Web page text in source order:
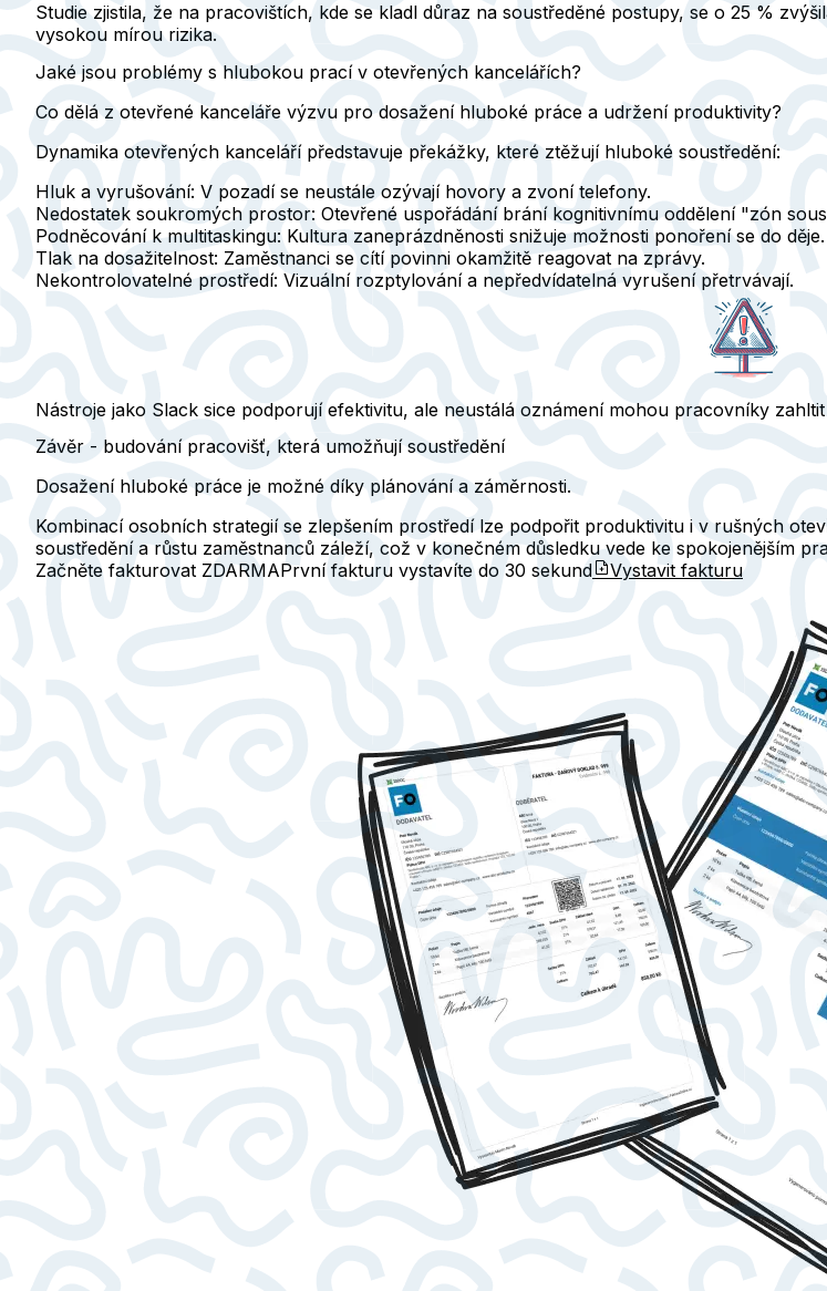
Studie zjistila, že na pracovištích, kde se kladl důraz na soustředěné postupy, se o 25 %
vysokou mírou rizika.
Jaké jsou problémy s hlubokou prací v otevřených kancelářích?
Co dělá z otevřené kanceláře výzvu pro dosažení hluboké práce a udržení produktivity?
Dynamika otevřených kanceláří představuje překážky, které ztěžují hluboké soustředění:
Hluk a vyrušování: V pozadí se neustále ozývají hovory a zvoní telefony.
Nedostatek soukromých prostor: Otevřené uspořádání brání kognitivnímu oddělení "zón
Podněcování k multitaskingu: Kultura zaneprázdněnosti snižuje možnosti ponoření se do děje.
Tlak na dosažitelnost: Zaměstnanci se cítí povinni okamžitě reagovat na zprávy.
Nekontrolovatelné prostředí: Vizuální rozptylování a nepředvídatelná vyrušení přetrvávají.
Nástroje jako Slack sice podporují efektivitu, ale neustálá oznámení mohou pracovníky
Závěr - budování pracovišť, která umožňují soustředění
Dosažení hluboké práce je možné díky plánování a záměrnosti.
Kombinací osobních strategií se zlepšením prostředí lze podpořit produktivitu i v rušných
soustředění a růstu zaměstnanců záleží, což v konečném důsledku vede ke spokojenějším
Začněte fakturovat ZDARMAPrvní fakturu vystavíte do 30 sekund Vystavit fakturu